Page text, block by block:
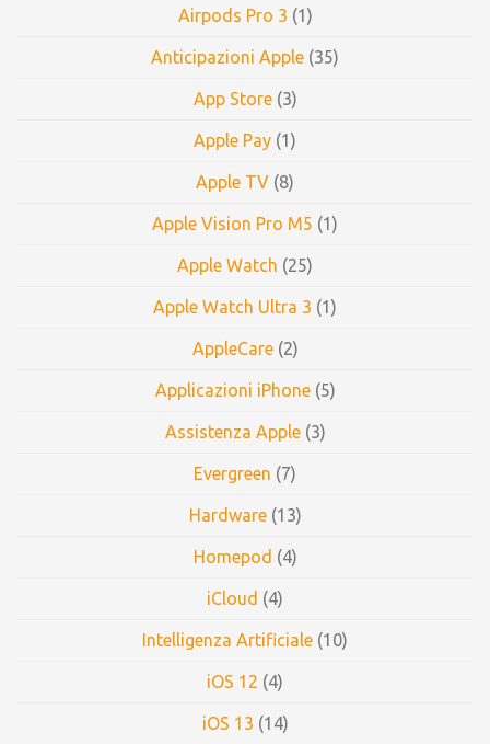
Airpods Pro 3 (1)
Anticipazioni Apple (35)
App Store(3)
Apple Pay (1)
Apple TV (8)
Apple Vision Pro M5 (1)
Apple Watch (25)
Apple Watch Ultra 3 (1)
AppleCare(2)
Applicazioni iPhone(5)
Assistenza Apple(3)
Evergreen (7)
Hardware(13)
Homepod (4)
iCloud (4)
Intelligenza Artificiale (10)
iOS 12 (4)
iOS 13 (14)